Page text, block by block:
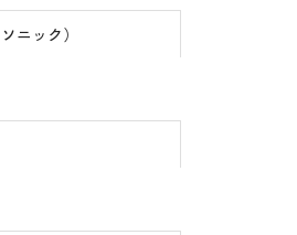
ニック）